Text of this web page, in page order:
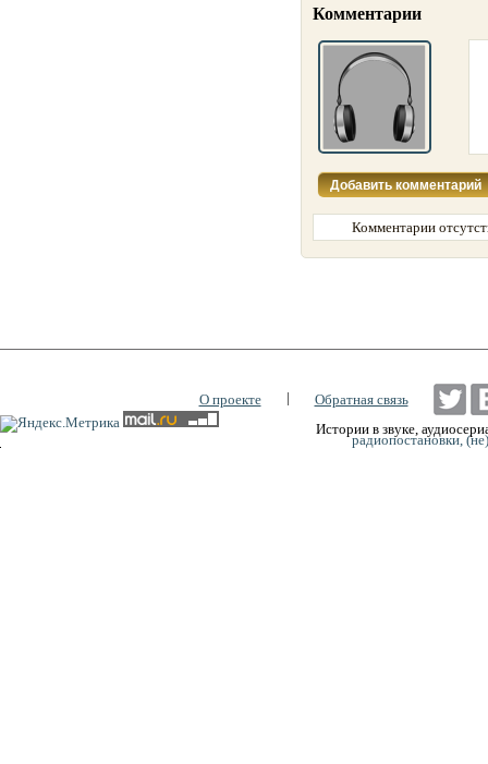
Комментарии
Комментарии
О проекте
Обратная связь
Истории в звуке,
радиопостановки,